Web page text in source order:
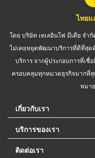
ไทยแ
โดย บริษัท เทเลอินโฟ มีเดีย จำ
ไม่เคยหยุดพัฒนาบริการที่ดีที่สุด
บริการ จากผู้ประกอบการที่เชื่
ครอบคลุมทุกหมวดธุรกิจมากที่สุ
หมา
เกี่ยวกับเรา
บริการของเรา
ติดต่อเรา